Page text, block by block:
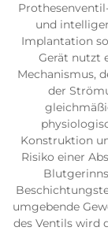
und
Implantation
Gerät nutzt
Mechanismus,
der
Konstruktion
Risiko einer
umgebende
des Ventils wird